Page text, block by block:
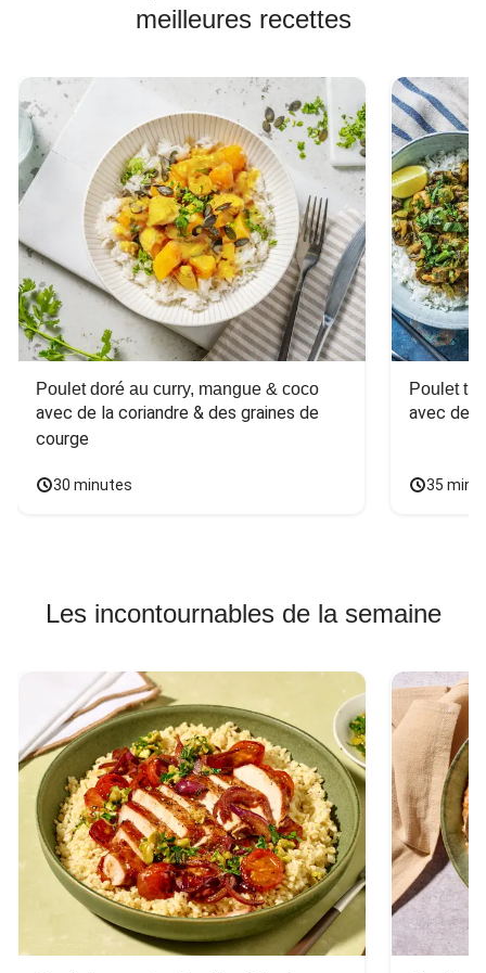
meilleures recettes
Poulet doré au curry, mangue & coco
avec de la coriandre & des graines de
courge
30 minutes
Poulet
avec des
35
Les incontournables de la semaine